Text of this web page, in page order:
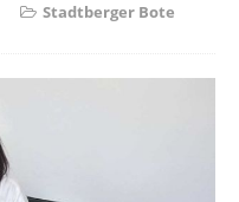
Stadtberger Bote